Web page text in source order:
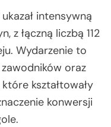
intensywną
z łączną liczbą 112
Wydarzenie to
oraz
kształtowały
konwersji